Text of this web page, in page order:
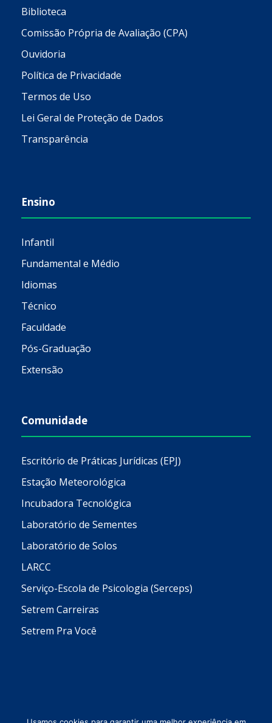
Biblioteca
Comissão Própria de Avaliação (CPA)
Ouvidoria
Política de Privacidade
Termos de Uso
Lei Geral de Proteção de Dados
Transparência
Ensino
Infantil
Fundamental e Médio
Idiomas
Técnico
Faculdade
Pós-Graduação
Extensão
Comunidade
Escritório de Práticas Jurídicas (EPJ)
Estação Meteorológica
Incubadora Tecnológica
Laboratório de Sementes
Laboratório de Solos
LARCC
Serviço-Escola de Psicologia (Serceps)
Setrem Carreiras
Setrem Pra Você